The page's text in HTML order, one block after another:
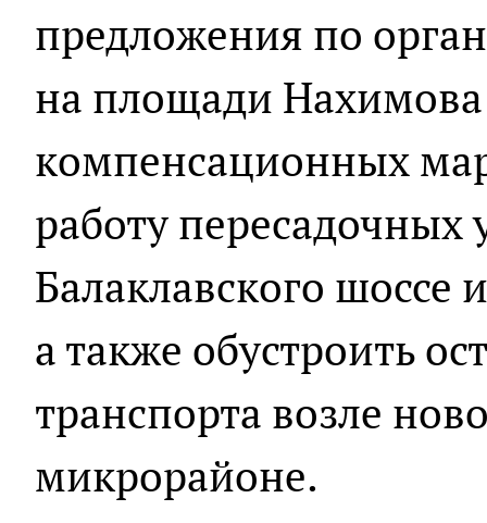
предложения по
на площади
компенсационных
работу
Балаклавского шоссе
а также обустроить
транспорта возле
микрорайоне.